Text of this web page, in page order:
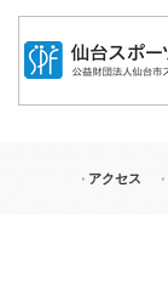
アクセス